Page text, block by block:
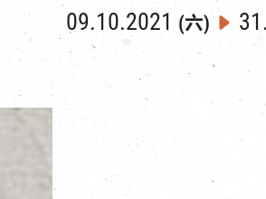
09.10.2021 (六)